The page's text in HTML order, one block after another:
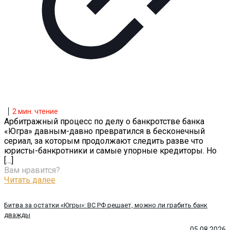
Битва за остатки «Югры»: ВС РФ решает, можно ли грабить банк
дважды
2 мин. чтение
Арбитражный процесс по делу о банкротстве банка
«Югра» давным-давно превратился в бесконечный
сериал, за которым продолжают следить разве что
юристы-банкротники и самые упорные кредиторы. Но
[…]
Вам нравится?
Читать далее